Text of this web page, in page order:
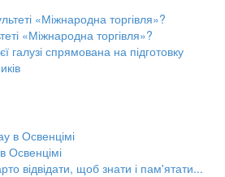
«Міжнародна торгівля»?
галузі спрямована на підготовку
Освенцімі
відвідати, щоб знати і пам'ятати...